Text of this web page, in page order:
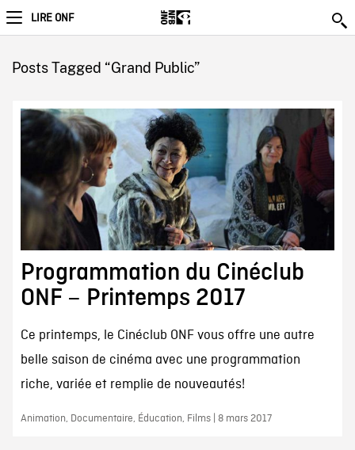
LIRE ONF
Posts Tagged “Grand Public”
Programmation du Cinéclub
ONF – Printemps 2017
Ce printemps, le Cinéclub ONF vous offre une autre
belle saison de cinéma avec une programmation
riche, variée et remplie de nouveautés!
Animation, Documentaire, Éducation, Films | 8 mars 2017